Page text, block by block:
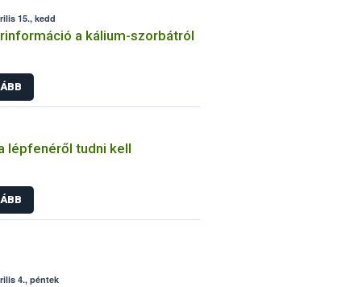
15., kedd
a kálium-szorbátról
lépfenéről tudni kell
4., péntek